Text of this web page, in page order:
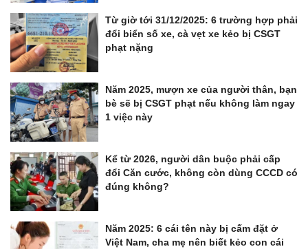
Từ giờ tới 31/12/2025: 6 trường hợp phải
đổi biển số xe, cà vẹt xe kẻo bị CSGT
phạt nặng
Năm 2025, mượn xe của người thân, bạn
bè sẽ bị CSGT phạt nếu không làm ngay
1 việc này
Kể từ 2026, người dân buộc phải cấp
đổi Căn cước, không còn dùng CCCD có
đúng không?
Năm 2025: 6 cái tên này bị cấm đặt ở
Việt Nam, cha mẹ nên biết kẻo con cái